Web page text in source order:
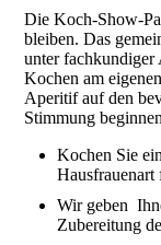
Die Koch-Show-
bleiben. Das
unter fachkundiger
Kochen am
Aperitif auf den
Stimmung
Kochen Sie
Wir geben
Zubereitung